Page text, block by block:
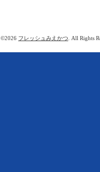
©2026 フレッシュみえかつ . All Rights